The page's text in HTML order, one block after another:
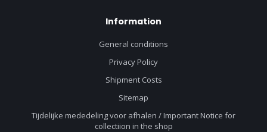
Information
General conditions
Privacy Policy
Shipment Costs
Sitemap
Tijdelijke mededeling voor afhalen / Important Notice for
collectiion in the shop